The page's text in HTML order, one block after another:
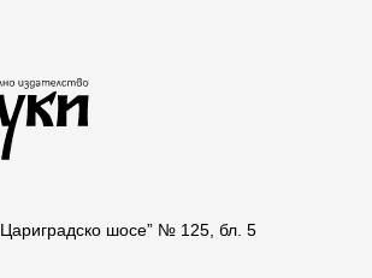
шосе” № 125, бл. 5